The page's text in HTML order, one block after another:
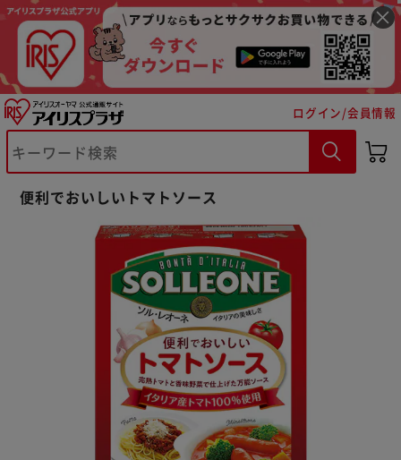
ログイン/会員情報
便利でおいしいトマトソース
※ご確認ください
カートに入れる 購入手続きへ